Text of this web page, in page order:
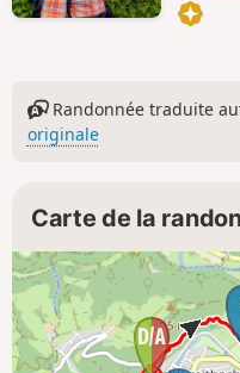
Randonnée traduite
originale
Carte de la